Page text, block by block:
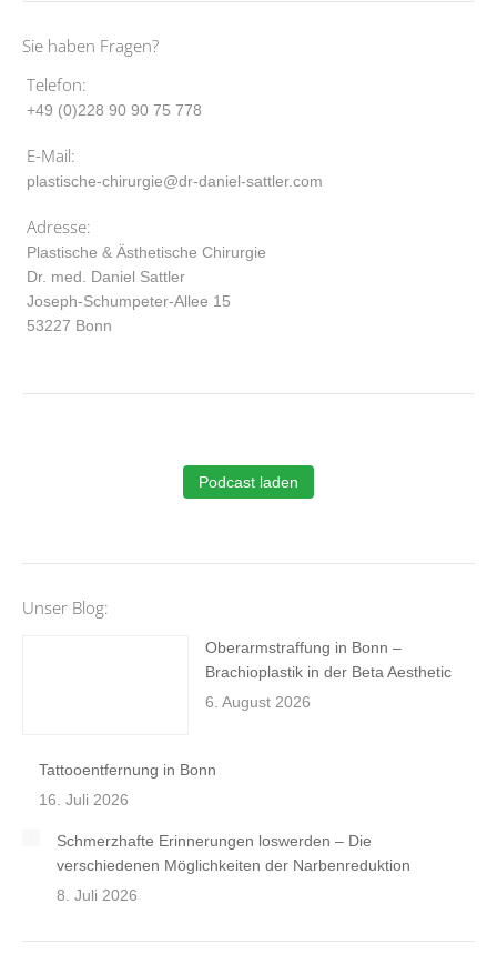
Sie haben Fragen?
Telefon:
+49 (0)228 90 90 75 778
E-Mail:
plastische-chirurgie@dr-daniel-sattler.com
Adresse:
Plastische & Ästhetische Chirurgie
Dr. med. Daniel Sattler
Joseph-Schumpeter-Allee 15
53227 Bonn
Podcast laden
Unser Blog:
Oberarmstraffung in Bonn –
Brachioplastik in der Beta Aesthetic
6. August 2026
Tattooentfernung in Bonn
16. Juli 2026
Schmerzhafte Erinnerungen loswerden – Die
verschiedenen Möglichkeiten der Narbenreduktion
8. Juli 2026